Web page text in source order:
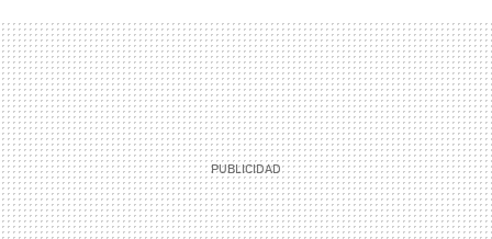
MAIL